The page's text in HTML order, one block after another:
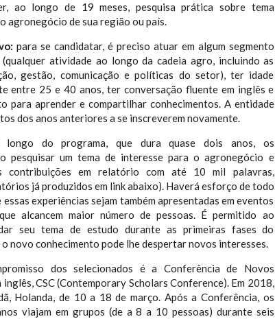
ao longo de 19 meses, pesquisa prática sobre tema
agronegócio de sua região ou país.
para se candidatar, é preciso atuar em algum segmento
atividade ao longo da cadeia agro, incluindo as
gestão, comunicação e políticas do setor), ter idade
entre 25 e 40 anos, ter conversação fluente em inglês e
para aprender e compartilhar conhecimentos. A entidade
dos anos anteriores a se inscreverem novamente.
longo do programa, que dura quase dois anos, os
pesquisar um tema de interesse para o agronegócio e
contribuições em relatório com até 10 mil palavras,
já produzidos em link abaixo). Haverá esforço de todo
experiências sejam também apresentadas em eventos
alcancem maior número de pessoas. É permitido ao
seu tema de estudo durante as primeiras fases do
novo conhecimento pode lhe despertar novos interesses.
dos selecionados é a Conferência de Novos
CSC (Contemporary Scholars Conference). Em 2018,
Holanda, de 10 a 18 de março. Após a Conferência, os
viajam em grupos (de a 8 a 10 pessoas) durante seis